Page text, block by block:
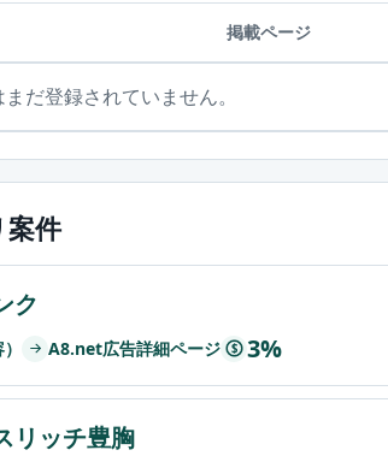
掲載ページ
だ登録されていません。
案件
ク
A8.net広告詳細ページ $ 3%
リッチ豊胸